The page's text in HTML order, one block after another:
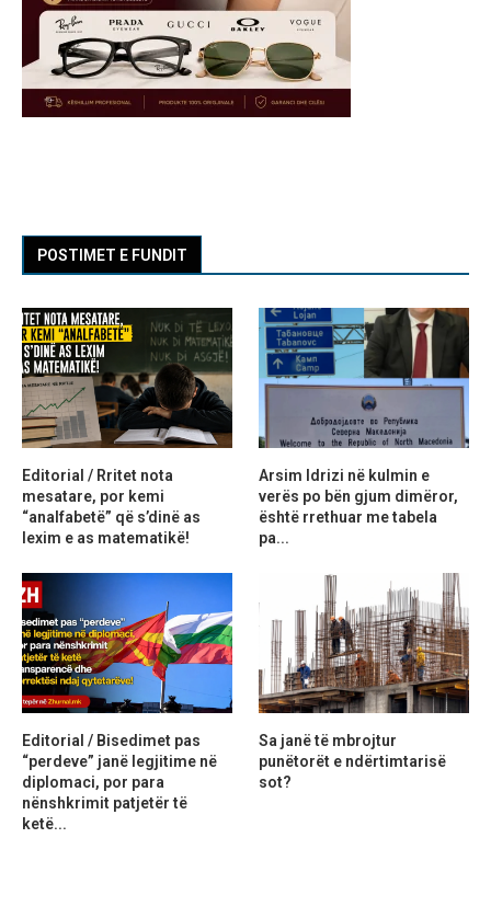
POSTIMET E FUNDIT
Editorial / Rritet nota
mesatare, por kemi
“analfabetë” që s’dinë as
lexim e as matematikë!
Arsim Idrizi në kulmin e
verës po bën gjum dimëror,
është rrethuar me tabela
pa...
Editorial / Bisedimet pas
“perdeve” janë legjitime në
diplomaci, por para
nënshkrimit patjetër të
ketë...
Sa janë të mbrojtur
punëtorët e ndërtimtarisë
sot?